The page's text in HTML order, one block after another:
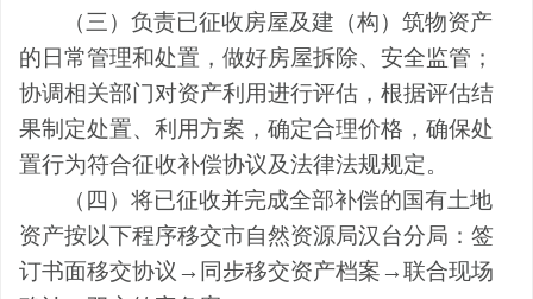
（三）负责已征收房屋及建（构）筑物资产
的日常管理和处置，做好房屋拆除、 安全监管；
协调相关部门对资产利用进行评估，根据评估结
果制定处置、利用方案，确定合理价格，确保处
置行为符合征收补偿协议及法律法规规定。
（四）将已征收并完成全部补偿的国有土地
资产按以下程序移交市自然资源局汉台分局：签
订书面移交协议 →同步移交资产档案→联合现场